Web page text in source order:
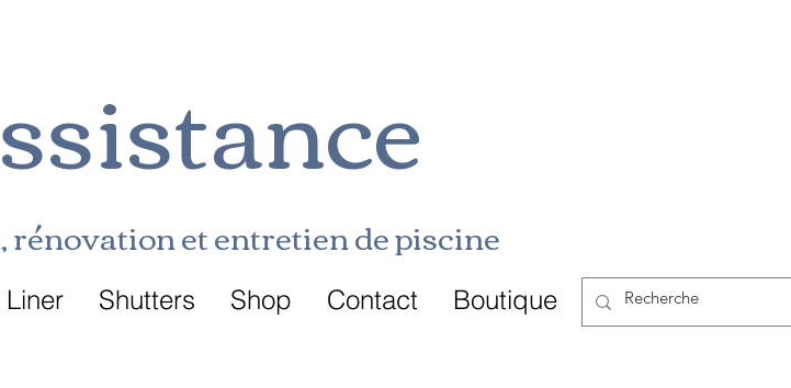
et entretien de piscine
Shutters Shop Contact Boutique